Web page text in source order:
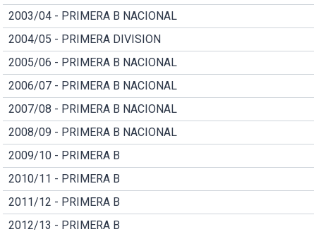
2003/04 - PRIMERA B NACIONAL
2004/05 - PRIMERA DIVISION
2005/06 - PRIMERA B NACIONAL
2006/07 - PRIMERA B NACIONAL
2007/08 - PRIMERA B NACIONAL
2008/09 - PRIMERA B NACIONAL
2009/10 - PRIMERA B
2010/11 - PRIMERA B
2011/12 - PRIMERA B
2012/13 - PRIMERA B